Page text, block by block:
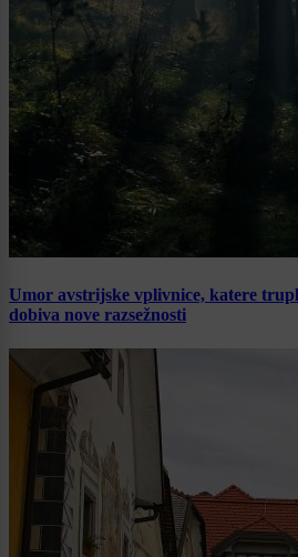
Umor avstrijske vplivnice, katere
dobiva nove razsežnosti